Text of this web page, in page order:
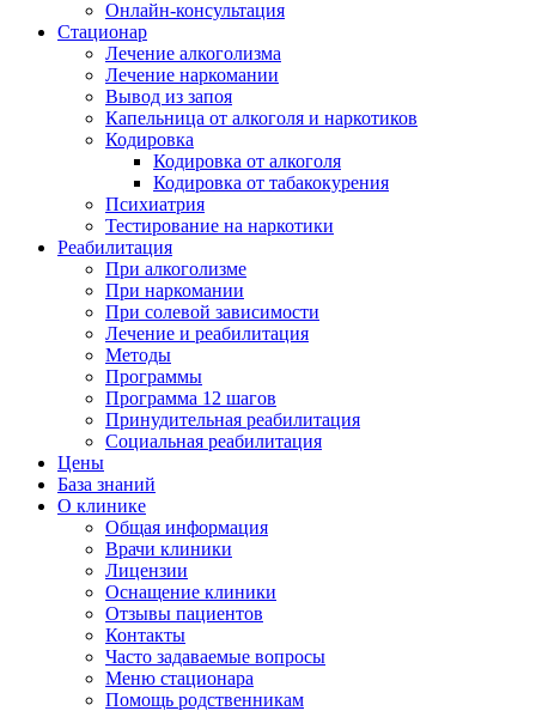
Онлайн-консультация
Стационар
Лечение алкоголизма
Лечение наркомании
Вывод из запоя
Капельница от алкоголя и наркотиков
Кодировка
Кодировка от алкоголя
Кодировка от табакокурения
Психиатрия
Тестирование на наркотики
Реабилитация
При алкоголизме
При наркомании
При солевой зависимости
Лечение и реабилитация
Методы
Программы
Программа 12 шагов
Принудительная реабилитация
Социальная реабилитация
Цены
База знаний
О клинике
Общая информация
Врачи клиники
Лицензии
Оснащение клиники
Отзывы пациентов
Контакты
Часто задаваемые вопросы
Меню стационара
Помощь родственникам